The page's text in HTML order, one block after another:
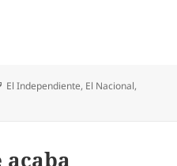
Etiquetas
El Independiente, El Nacional,
acaba